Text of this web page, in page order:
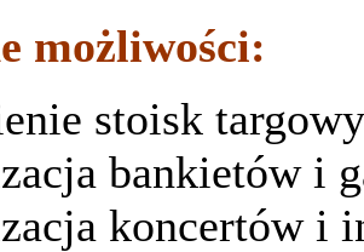
możliwości:
stoisk
bankietów i
koncertów i